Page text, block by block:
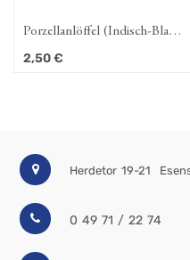
Porzellanlöffel (Indisch-Blau-
OL)
2,50€
Herdetor 19-21
0 49 71 / 22 74